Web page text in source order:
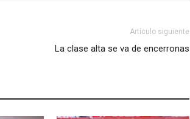
Artículo siguiente
La clase alta se va de encerronas